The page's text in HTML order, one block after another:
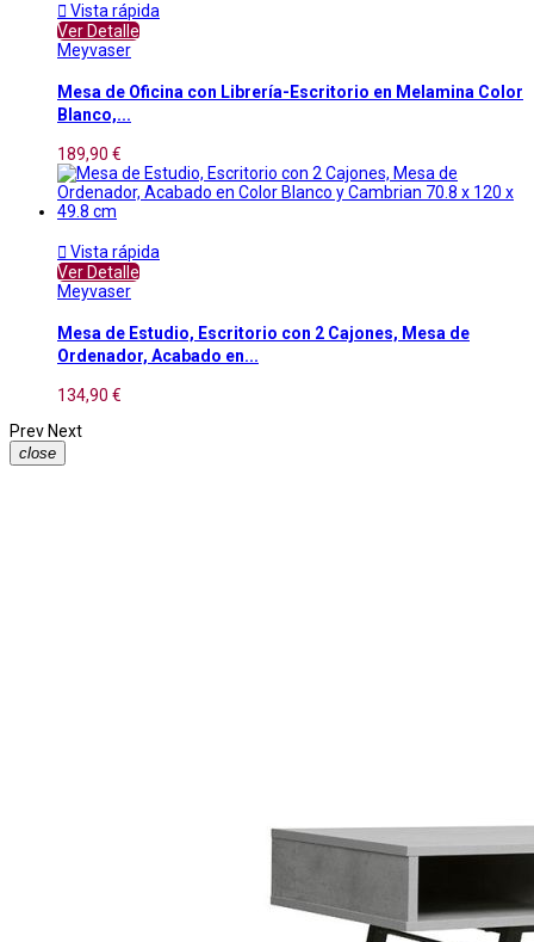
 Vista rápida
Ver Detalle
Meyvaser
Mesa de Oficina con Librería-Escritorio en Melamina Color
Blanco,...
189,90 €
 Vista rápida
Ver Detalle
Meyvaser
Mesa de Estudio, Escritorio con 2 Cajones, Mesa de
Ordenador, Acabado en...
134,90 €
Prev Next
close